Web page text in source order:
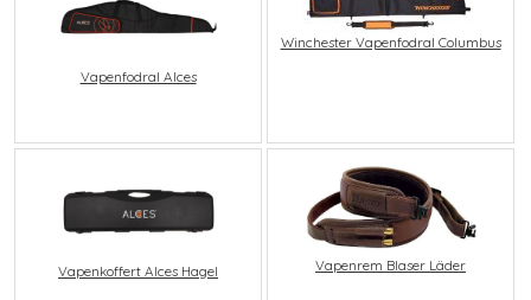
Vapenfodral Alces
Winchester Vapenfodral Columbus
Vapenkoffert Alces Hagel Vapenrem Blaser Läder